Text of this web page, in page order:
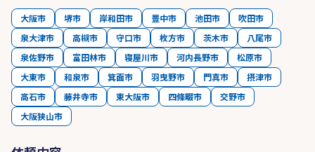
大阪市 堺市 岸和田市 豊中市 池田市
吹田市
泉大津市
高槻市 守口市 枚方市 茨木市
八尾市
泉佐野市
富田林市 寝屋川市 河内長野市
松原市
大東市
和泉市 箕面市 羽曳野市 門真市
摂津市
高石市
藤井寺市 東大阪市 四條畷市
交野市
大阪狭山市